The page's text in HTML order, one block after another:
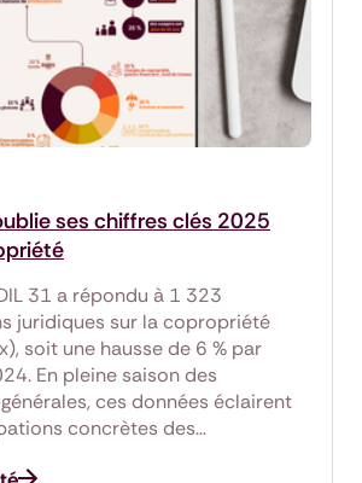
ses chiffres clés 2025
31 a répondu à 1 323
juridiques sur la copropriété
soit une hausse de 6 % par
En pleine saison des
ces données éclairent
concrètes des…